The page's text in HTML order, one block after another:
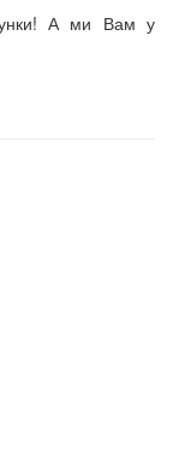
А ми Вам у